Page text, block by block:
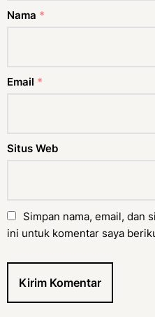
Nama *
Email *
Situs Web
Simpan nama, email, dan
ini untuk komentar saya